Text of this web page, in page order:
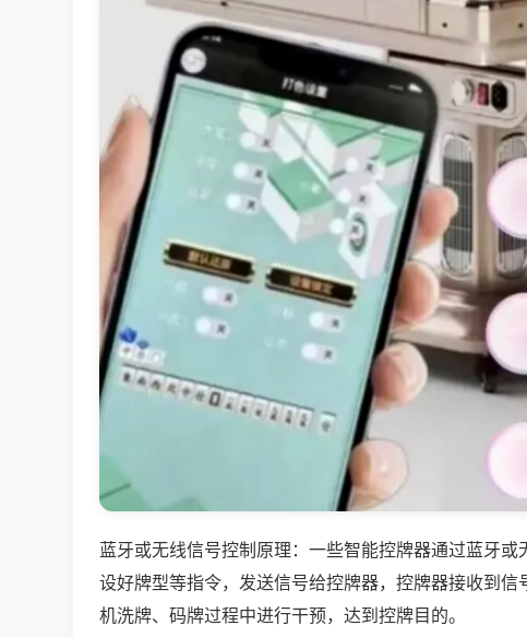
蓝牙或无线信号控制原理：一些智能控牌器通过蓝牙
设好牌型等指令，发送信号给控牌器，控牌器接收到
机洗牌、码牌过程中进行干预，达到控牌目的。